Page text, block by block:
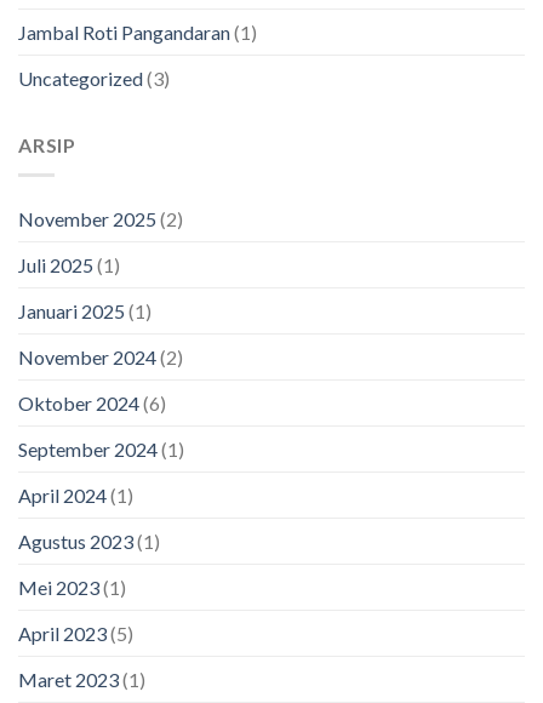
Jambal Roti Pangandaran(1)
Uncategorized(3)
ARSIP
November 2025 (2)
Juli 2025 (1)
Januari 2025 (1)
November 2024(2)
Oktober 2024(6)
September 2024(1)
April 2024(1)
Agustus 2023(1)
Mei 2023(1)
April 2023(5)
Maret 2023(1)